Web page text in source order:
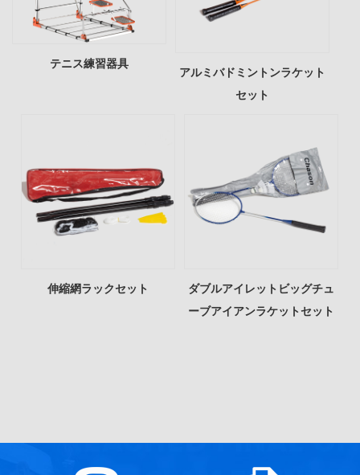
テニス練習器具
アルミバドミントンラケット
セット
伸縮網ラックセット
ダブルアイレットビッグチュ
ーブアイアンラケットセット